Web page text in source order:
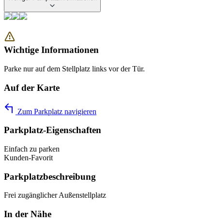
Wichtige Informationen
Parke nur auf dem Stellplatz links vor der Tür.
Auf der Karte
Zum Parkplatz navigieren
Parkplatz-Eigenschaften
Einfach zu parken
Kunden-Favorit
Parkplatzbeschreibung
Frei zugänglicher Außenstellplatz
In der Nähe